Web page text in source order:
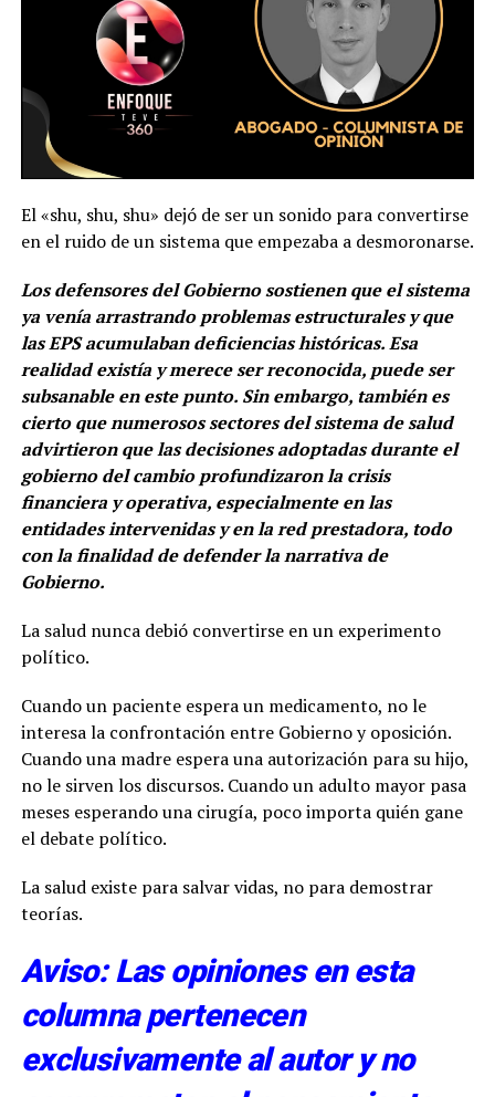
El «shu, shu, shu» dejó de ser un sonido para convertirse
en el ruido de un sistema que empezaba a desmoronarse.
Los defensores del Gobierno sostienen que el sistema
ya venía arrastrando problemas estructurales y que
las EPS acumulaban deficiencias históricas. Esa
realidad existía y merece ser reconocida, puede ser
subsanable en este punto. Sin embargo, también es
cierto que numerosos sectores del sistema de salud
advirtieron que las decisiones adoptadas durante el
gobierno del cambio profundizaron la crisis
financiera y operativa, especialmente en las
entidades intervenidas y en la red prestadora, todo
con la finalidad de defender la narrativa de
Gobierno.
La salud nunca debió convertirse en un experimento
político.
Cuando un paciente espera un medicamento, no le
interesa la confrontación entre Gobierno y oposición.
Cuando una madre espera una autorización para su hijo,
no le sirven los discursos. Cuando un adulto mayor pasa
meses esperando una cirugía, poco importa quién gane
el debate político.
La salud existe para salvar vidas, no para demostrar
teorías.
Aviso: Las opiniones en esta
columna pertenecen
exclusivamente al autor y no